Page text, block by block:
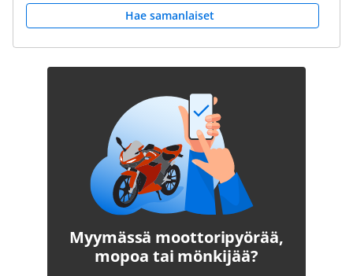
Hae samanlaiset
Myymässä moottoripyörää,
mopoa tai mönkijää?